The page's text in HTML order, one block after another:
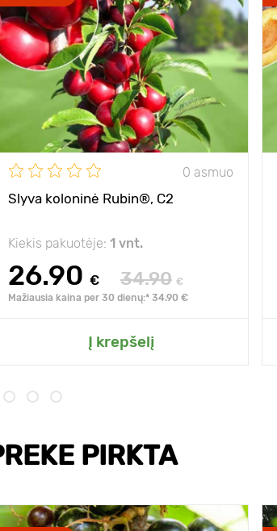
0 asmuo
Slyva koloninė Rubin®, C2
Kiekis pakuotėje: 1 vnt.
26.90 € 34.90 €
Mažiausia kaina per 30 dienų:* 34.90 €
Į krepšelį
PIRKTA